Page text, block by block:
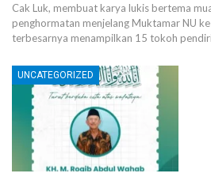
Cak Luk, membuat karya lukis bertema
penghormatan menjelang Muktamar NU
terbesarnya menampilkan 15 tokoh
UNCATEGORIZED